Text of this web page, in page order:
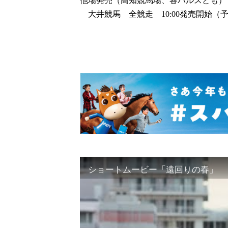
大井競馬 全競走 10:00発売開始（
ショートムービー「遠回りの春」